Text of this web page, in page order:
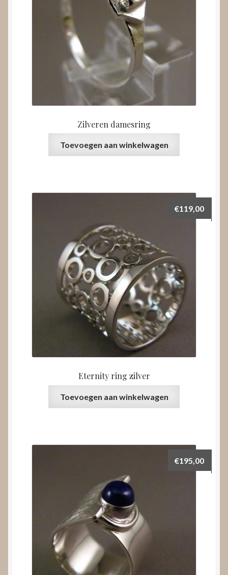
Zilveren damesring
Toevoegen aan winkelwagen
Eternity ring zilver
€119,00
Toevoegen aan winkelwagen
€195,00